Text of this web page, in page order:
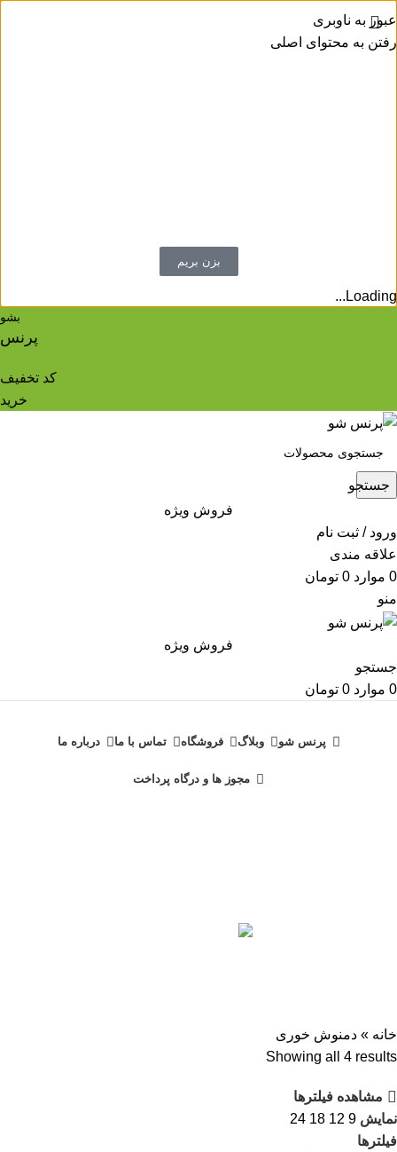
بزن بریم
Loading...
عبور به ناوبری
رفتن به محتوای اصلی
بشو
پرنس
کد تخفیف
خرید
جستجو
فروش ویژه
ورود / ثبت نام
علاقه مندی
0 موارد 0 تومان
منو
فروش ویژه
جستجو
0 موارد 0 تومان
پرنس شو وبلاگ فروشگاه تماس با ما درباره ما
مجوز ها و درگاه پرداخت
خانه » دمنوش خوری
Showing all 4 results
مشاهده فیلترها
نمایش 9
12
18
24
فیلترها